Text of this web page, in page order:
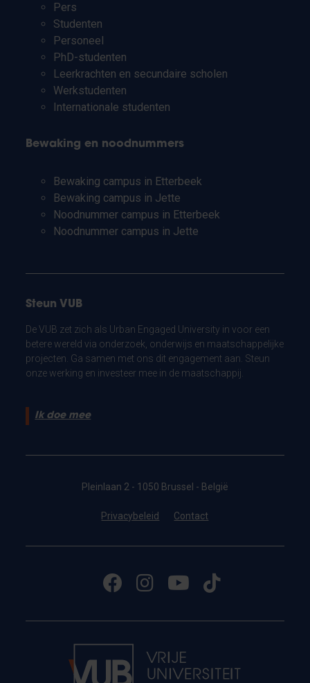
Pers
Studenten
Personeel
PhD-studenten
Leerkrachten en secundaire scholen
Werkstudenten
Internationale studenten
Bewaking en noodnummers
Bewaking campus in Etterbeek
Bewaking campus in Jette
Noodnummer campus in Etterbeek
Noodnummer campus in Jette
Steun VUB
De VUB zet zich als Urban Engaged University in voor een
betere wereld via onderzoek, onderwijs en maatschappelijke
projecten. Ga samen met ons dit engagement aan. Steun
onze werking en investeer mee in de maatschappij.
Ik doe mee
Pleinlaan 2 - 1050 Brussel - België
Privacybeleid Contact